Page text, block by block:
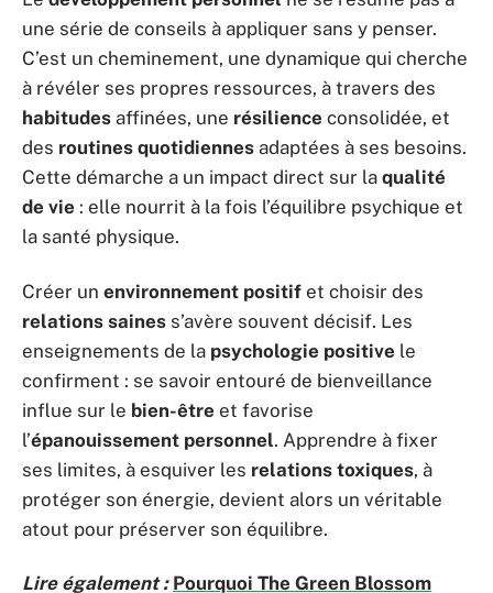
une série de conseils à appliquer sans y penser.
C’est un cheminement, une dynamique qui cherche
à révéler ses propres ressources, à travers des
habitudes affinées, une résilience consolidée, et
des routines quotidiennes adaptées à ses besoins.
Cette démarche a un impact direct sur la qualité
de vie : elle nourrit à la fois l’équilibre psychique et
la santé physique.
Créer un environnement positif et choisir des
relations saines s’avère souvent décisif. Les
enseignements de la psychologie positive le
confirment : se savoir entouré de bienveillance
influe sur le bien-être et favorise
l’épanouissement personnel. Apprendre à fixer
ses limites, à esquiver les relations toxiques, à
protéger son énergie, devient alors un véritable
atout pour préserver son équilibre.
Lire également : Pourquoi The Green Blossom